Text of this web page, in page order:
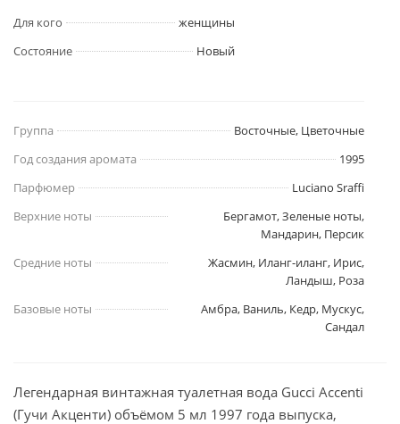
Для кого
женщины
Состояние
Новый
Группа
Восточные, Цветочные
Год создания аромата
1995
Парфюмер
Luciano Sraffi
Верхние ноты
Бергамот, Зеленые ноты,
Мандарин, Персик
Средние ноты
Жасмин, Иланг-иланг, Ирис,
Ландыш, Роза
Базовые ноты
Амбра, Ваниль, Кедр, Мускус,
Сандал
Легендарная винтажная туалетная вода Gucci Accenti
(Гучи Акценти) объёмом 5 мл 1997 года выпуска,